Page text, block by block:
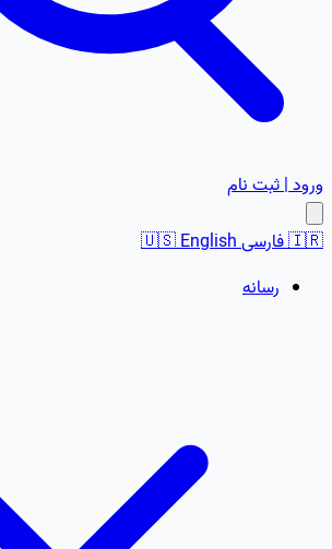
ورود | ثبت نام
🇮🇷فارسی 🇺🇸English
رسانه